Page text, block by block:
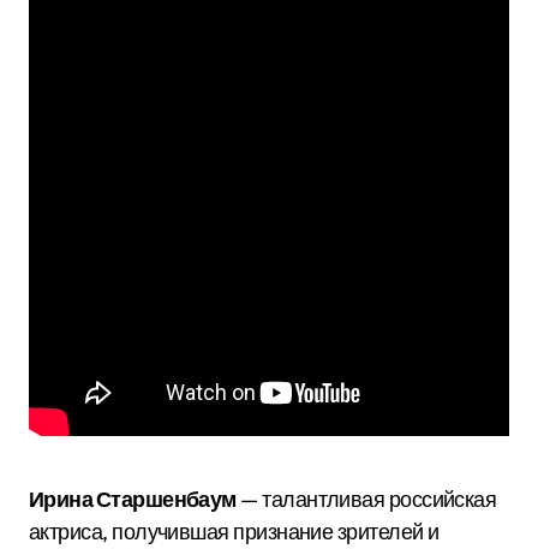
Ирина Старшенбаум — талантливая российская
актриса, получившая признание зрителей и